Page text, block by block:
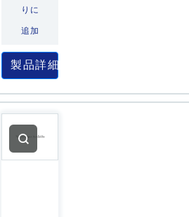
りに
追加
製品詳細